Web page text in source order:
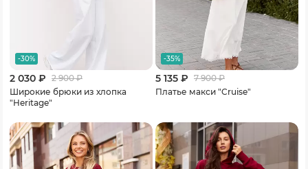
-30%
2 030 ₽ 2 900₽
Широкие брюки из хлопка
"Heritage"
-35%
5 135 ₽ 7 900₽
Платье макси "Cruise"